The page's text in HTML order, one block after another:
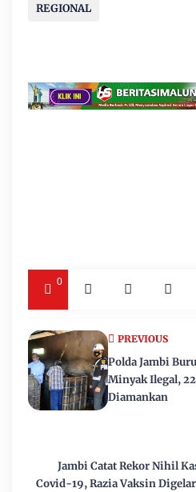
REGIONAL
0
Jambi Catat Rekor Nihil
Covid-19, Razia Vaksin
PREVIOUS
Polda Jambi
Minyak Ilegal,
Diamankan